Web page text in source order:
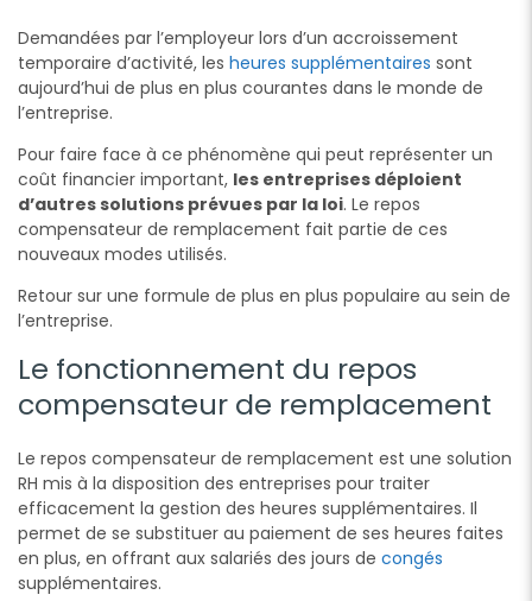
Demandées par l’employeur lors d’un accroissement
temporaire d’activité, les heures supplémentaires sont
aujourd’hui de plus en plus courantes dans le monde de
l’entreprise.
Pour faire face à ce phénomène qui peut représenter un
coût financier important, les entreprises déploient
d’autres solutions prévues par la loi. Le repos
compensateur de remplacement fait partie de ces
nouveaux modes utilisés.
Retour sur une formule de plus en plus populaire au sein de
l’entreprise.
Le fonctionnement du repos
compensateur de remplacement
Le repos compensateur de remplacement est une solution
RH mis à la disposition des entreprises pour traiter
efficacement la gestion des heures supplémentaires. Il
permet de se substituer au paiement de ses heures faites
en plus, en offrant aux salariés des jours de congés
supplémentaires.